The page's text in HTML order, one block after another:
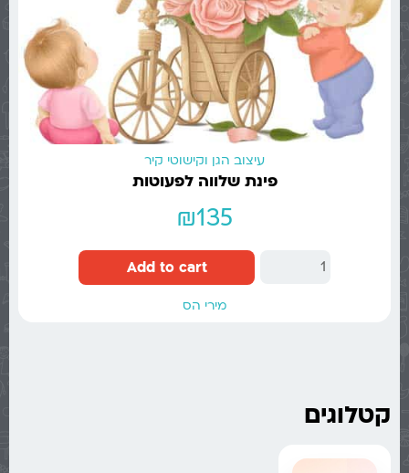
עיצוב הגן וקישוטי קיר
פינת שלווה לפעוטות
₪135
Add to cart
מירי הס
קטלוגים